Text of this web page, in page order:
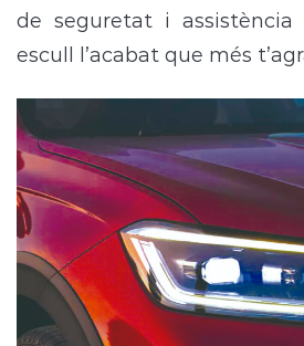
de seguretat i
escull l’acabat que més